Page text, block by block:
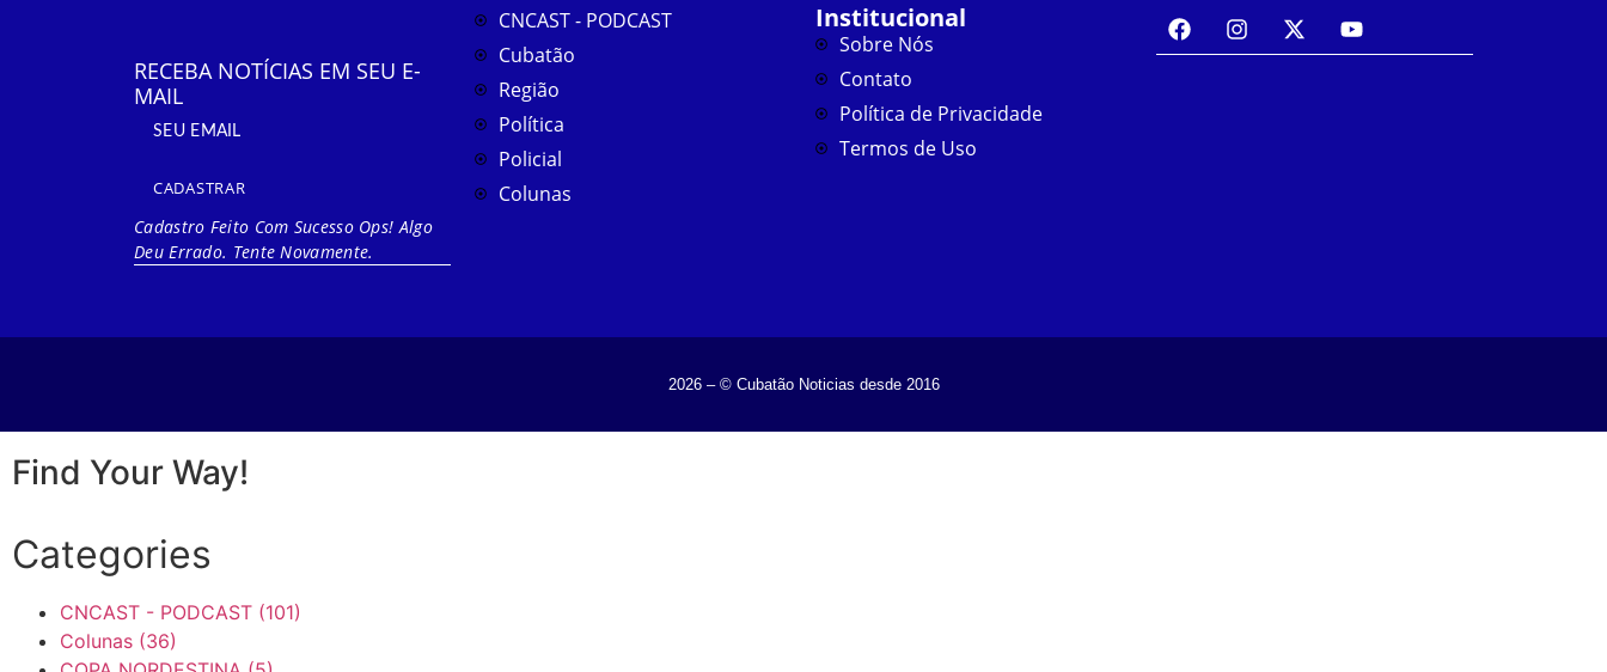
RECEBA NOTÍCIAS EM SEU E-
MAIL
CADASTRAR
Cadastro Feito Com Sucesso Ops! Algo
Deu Errado. Tente Novamente.
CNCAST - PODCAST
Cubatão
Região
Política
Policial
Colunas
Institucional
Sobre Nós
Contato
Política de Privacidade
Termos de Uso
2026 – © Cubatão Noticias desde 2016
Find Your Way!
Categories
CNCAST - PODCAST (101)
Colunas (36)